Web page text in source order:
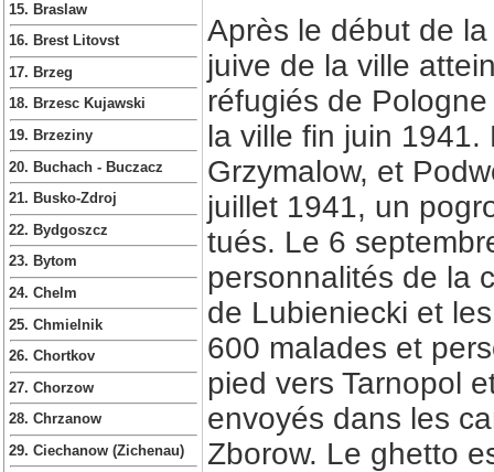
15. Braslaw
16. Brest Litovst
17. Brzeg
18. Brzesc Kujawski
19. Brzeziny
20. Buchach - Buczacz
21. Busko-Zdroj
22. Bydgoszcz
23. Bytom
24. Chelm
25. Chmielnik
26. Chortkov
27. Chorzow
28. Chrzanow
29. Ciechanow (Zichenau)
Après le début de
juive de la ville
réfugiés de
la ville fin juin
Grzymalow, et
juillet 1941, un
tués. Le 6
personnalités de la
de Lubieniecki et
600 malades et
pied vers Tarnopol
envoyés dans les
Zborow. Le ghetto